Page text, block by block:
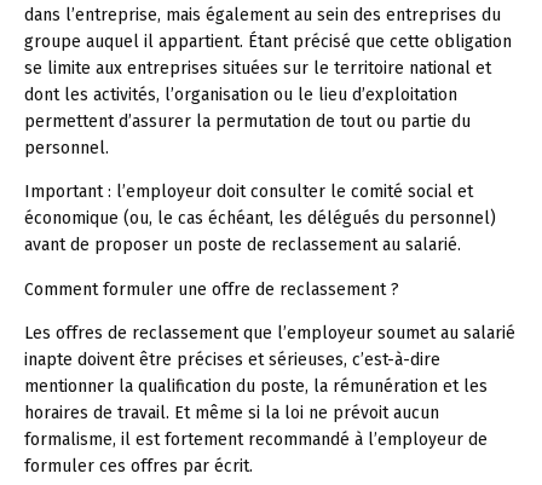
dans l’entreprise, mais également au sein des entreprises du
groupe auquel il appartient. Étant précisé que cette obligation
se limite aux entreprises situées sur le territoire national et
dont les activités, l’organisation ou le lieu d’exploitation
permettent d’assurer la permutation de tout ou partie du
personnel.
Important : l’employeur doit consulter le comité social et
économique (ou, le cas échéant, les délégués du personnel)
avant de proposer un poste de reclassement au salarié.
Comment formuler une offre de reclassement ?
Les offres de reclassement que l’employeur soumet au salarié
inapte doivent être précises et sérieuses, c’est-à-dire
mentionner la qualification du poste, la rémunération et les
horaires de travail. Et même si la loi ne prévoit aucun
formalisme, il est fortement recommandé à l’employeur de
formuler ces offres par écrit.